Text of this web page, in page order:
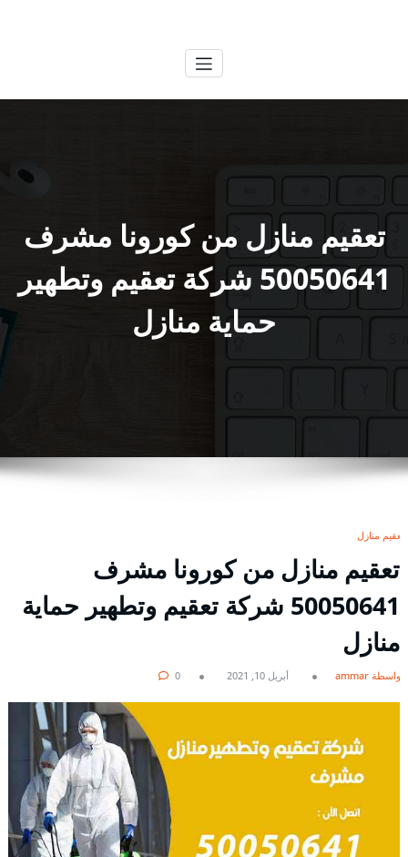
تعقيم منازل من كورونا مشرف
50050641 شركة تعقيم وتطهير
حماية منازل
تعقيم منازل
تعقيم منازل من كورونا مشرف
50050641 شركة تعقيم وتطهير حماية
منازل
بواسطة ammar أبريل 10, 2021 0